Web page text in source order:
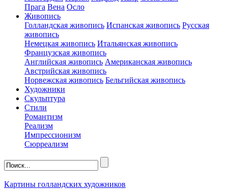
Прага Вена Осло
Живопись
Голландская живопись Испанская живопись Русская
живопись
Немецкая живопись Итальянская живопись
Французская живопись
Английская живопись Американская живопись
Австрийская живопись
Норвежская живопись Бельгийская живопись
Художники
Скульптура
Стили
Романтизм
Реализм
Импрессионизм
Сюрреализм
Картины голландских художников